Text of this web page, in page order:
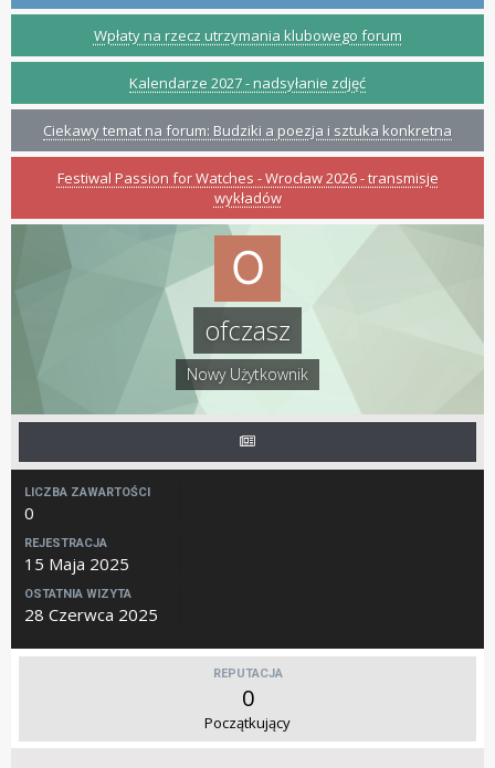
Wpłaty na rzecz utrzymania klubowego forum
Kalendarze 2027 - nadsyłanie zdjęć
Ciekawy temat na forum: Budziki a poezja i sztuka konkretna
Festiwal Passion for Watches - Wrocław 2026 - transmisje
wykładów
ofczasz
Nowy Użytkownik
LICZBA ZAWARTOŚCI
0
REJESTRACJA
15 Maja 2025
OSTATNIA WIZYTA
28 Czerwca 2025
REPUTACJA
0
Początkujący